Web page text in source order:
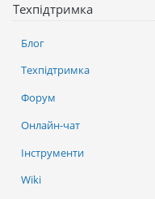
Техпідтримка
Блог
Техпідтримка
Форум
Онлайн-чат
Інструменти
Wiki